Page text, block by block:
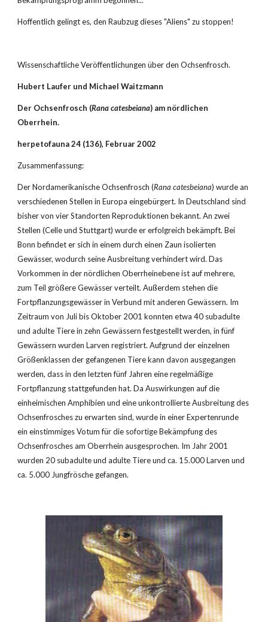
Hoffentlich gelingt es, den Raubzug dieses "Aliens" zu stoppen!
Wissenschaftliche Veröffentlichungen über den Ochsenfrosch.
Hubert Laufer und Michael Waitzmann
Der Ochsenfrosch (Rana catesbeiana) am nördlichen
Oberrhein.
herpetofauna 24 (136), Februar 2002
Zusammenfassung:
Der Nordamerikanische Ochsenfrosch (Rana catesbeiana) wurde an
verschiedenen Stellen in Europa eingebürgert. In Deutschland sind
bisher von vier Standorten Reproduktionen bekannt. An zwei
Stellen (Celle und Stuttgart) wurde er erfolgreich bekämpft. Bei
Bonn befindet er sich in einem durch einen Zaun isolierten
Gewässer, wodurch seine Ausbreitung verhindert wird. Das
Vorkommen in der nördlichen Oberrheinebene ist auf mehrere,
zum Teil größere Gewässer verteilt. Außerdem stehen die
Fortpflanzungsgewässer in Verbund mit anderen Gewässern. Im
Zeitraum von Juli bis Oktober 2001 konnten etwa 40 subadulte
und adulte Tiere in zehn Gewässern festgestellt werden, in fünf
Gewässern wurden Larven registriert. Aufgrund der einzelnen
Größenklassen der gefangenen Tiere kann davon ausgegangen
werden, dass in den letzten fünf Jahren eine regelmäßige
Fortpflanzung stattgefunden hat. Da Auswirkungen auf die
einheimischen Amphibien und eine unkontrollierte Ausbreitung des
Ochsenfrosches zu erwarten sind, wurde in einer Expertenrunde
ein einstimmiges Votum für die sofortige Bekämpfung des
Ochsenfrosches am Oberrhein ausgesprochen. Im Jahr 2001
wurden 20 subadulte und adulte Tiere und ca. 15.000 Larven und
ca. 5.000 Jungfrösche gefangen.